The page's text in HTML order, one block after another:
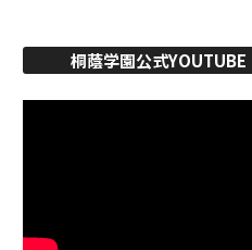
桐蔭学園公式YOUTUBE